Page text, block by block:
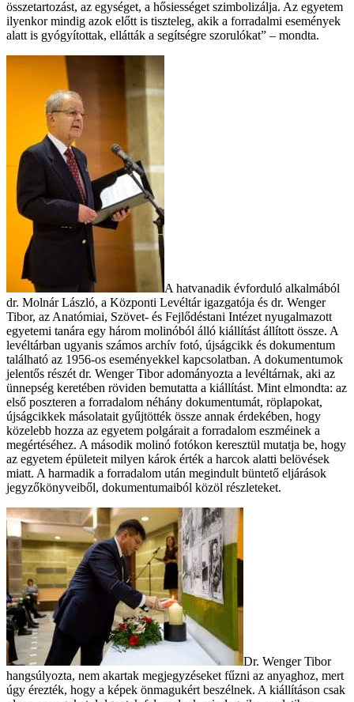
összetartozást, az egységet, a hősiességet szimbolizálja. Az egyetem
ilyenkor mindig azok előtt is tiszteleg, akik a forradalmi események
alatt is gyógyítottak, ellátták a segítségre szorulókat” – mondta.
A hatvanadik évforduló alkalmából
dr. Molnár László, a Központi Levéltár igazgatója és dr. Wenger
Tibor, az Anatómiai, Szövet- és Fejlődéstani Intézet nyugalmazott
egyetemi tanára egy három molinóból álló kiállítást állított össze. A
levéltárban ugyanis számos archív fotó, újságcikk és dokumentum
található az 1956-os eseményekkel kapcsolatban. A dokumentumok
jelentős részét dr. Wenger Tibor adományozta a levéltárnak, aki az
ünnepség keretében röviden bemutatta a kiállítást. Mint elmondta: az
első poszteren a forradalom néhány dokumentumát, röplapokat,
újságcikkek másolatait gyűjtötték össze annak érdekében, hogy
közelebb hozza az egyetem polgárait a forradalom eszméinek a
megértéséhez. A második molinó fotókon keresztül mutatja be, hogy
az egyetem épületeit milyen károk érték a harcok alatti belövések
miatt. A harmadik a forradalom után megindult büntető eljárások
jegyzőkönyveiből, dokumentumaiból közöl részleteket.
Dr. Wenger Tibor
hangsúlyozta, nem akartak megjegyzéseket fűzni az anyaghoz, mert
úgy érezték, hogy a képek önmagukért beszélnek. A kiállításon csak